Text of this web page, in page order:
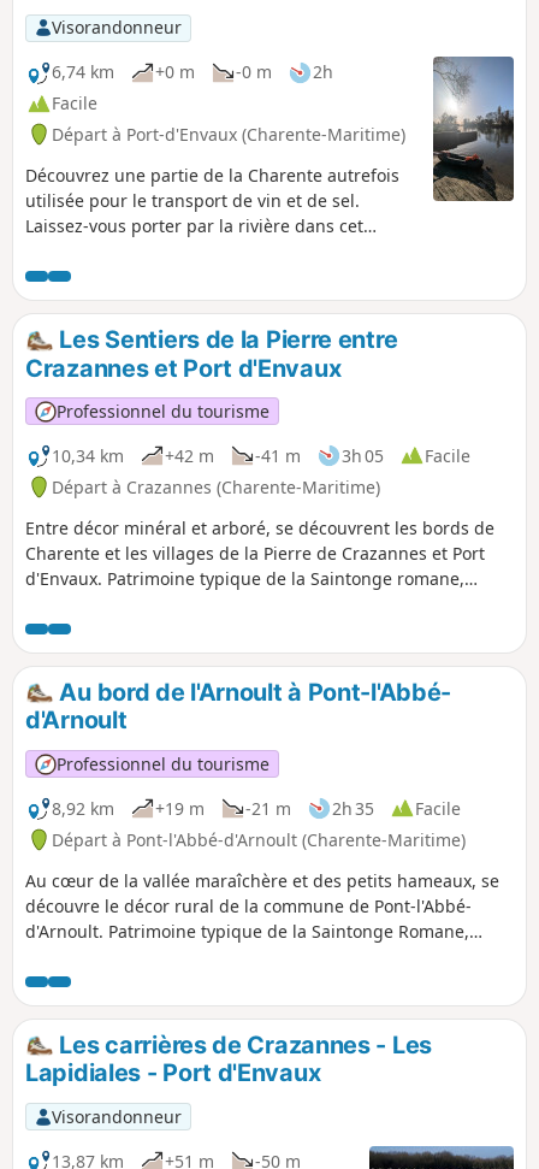
Visorandonneur
6,74 km
+0 m -0 m
2h
Facile
Départ à Port-d'Envaux (Charente-Maritime)
Découvrez une partie de la Charente autrefois
utilisée pour le transport de vin et de sel.
Laissez-vous porter par la rivière dans cet
des gabariers, jusqu'à la cale de Saint-Savinien.
Les Sentiers de la Pierre entre
Crazannes et Port d'Envaux
Professionnel du tourisme
10,34 km
+42 m -41 m 3h 05
Facile
Départ à Crazannes (Charente-Maritime)
Entre décor minéral et arboré, se découvrent les bords de
Charente et les villages de la Pierre de Crazannes et Port
d'Envaux. Patrimoine typique de la Saintonge romane,
siècle et les Sentiers de la Pierre agrémentent un parcours
arboré et naturel.
Au bord de l'Arnoult à Pont-l'Abbé-
d'Arnoult
Professionnel du tourisme
8,92 km
+19 m -21 m 2h 35
Facile
Départ à Pont-l'Abbé-d'Arnoult (Charente-Maritime)
Au cœur de la vallée maraîchère et des petits hameaux, se
découvre le décor rural de la commune de Pont-l'Abbé-
d'Arnoult. Patrimoine typique de la Saintonge Romane,
agrémentent un parcours naturel dans cette vallée
emblème de la mojhette (petit haricot blanc).
Les carrières de Crazannes - Les
Lapidiales - Port d'Envaux
Visorandonneur
13,87 km
+51 m
-50 m